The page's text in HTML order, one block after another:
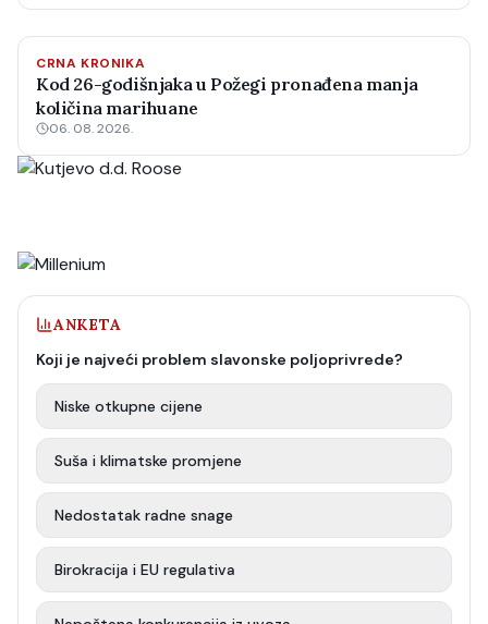
CRNA KRONIKA
Kod 26-godišnjaka u Požegi pronađena manja
količina marihuane
06. 08. 2026.
ANKETA
Koji je najveći problem slavonske poljoprivrede?
Niske otkupne cijene
Suša i klimatske promjene
Nedostatak radne snage
Birokracija i EU regulativa